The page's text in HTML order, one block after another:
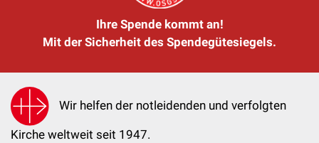
Ihre Spende kommt an!
Mit der Sicherheit des Spendegütesiegels.
Wir helfen der notleidenden und verfolgten
Kirche weltweit seit 1947.